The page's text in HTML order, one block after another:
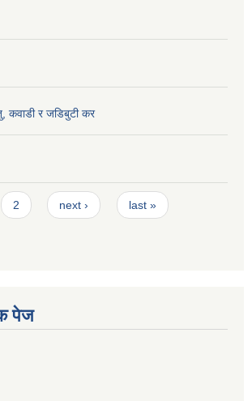
कवाडी र जडिबुटी कर
2 next › last »
पेज